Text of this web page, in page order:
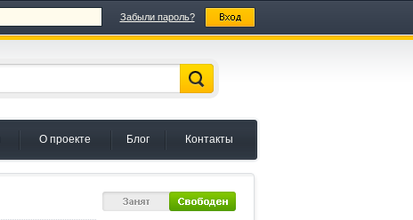
Забыли пароль?
О проекте Блог Контакты